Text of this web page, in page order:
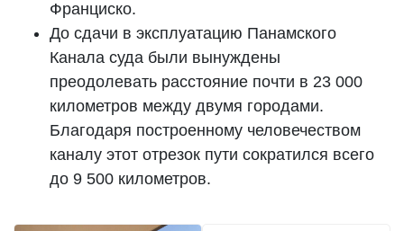
Франциско.
До сдачи в эксплуатацию Панамского
Канала суда были вынуждены
преодолевать расстояние почти в 23 000
километров между двумя городами.
Благодаря построенному человечеством
каналу этот отрезок пути сократился всего
до 9 500 километров.